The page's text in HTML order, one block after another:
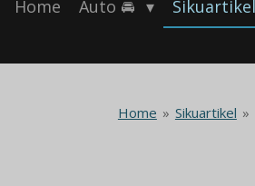
Home Auto 🚘 Sikuartikel
Home » Sikuartikel »